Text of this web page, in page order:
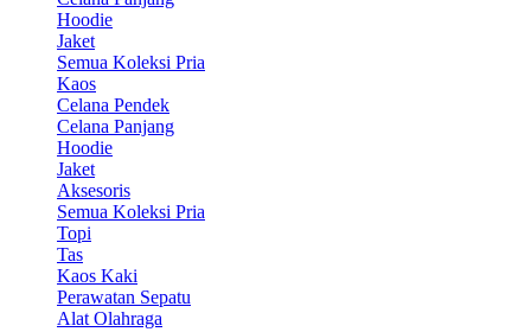
Hoodie
Jaket
Semua Koleksi Pria
Kaos
Celana Pendek
Celana Panjang
Hoodie
Jaket
Aksesoris
Semua Koleksi Pria
Topi
Tas
Kaos Kaki
Perawatan Sepatu
Alat Olahraga